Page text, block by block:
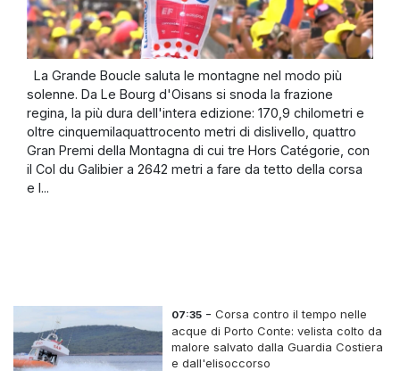
La Grande Boucle saluta le montagne nel modo più
solenne. Da Le Bourg d'Oisans si snoda la frazione
regina, la più dura dell'intera edizione: 170,9 chilometri e
oltre cinquemilaquattrocento metri di dislivello, quattro
Gran Premi della Montagna di cui tre Hors Catégorie, con
il Col du Galibier a 2642 metri a fare da tetto della corsa
e l...
07:35 -Corsa contro il tempo nelle
acque di Porto Conte: velista colto da
malore salvato dalla Guardia Costiera
e dall'elisoccorso